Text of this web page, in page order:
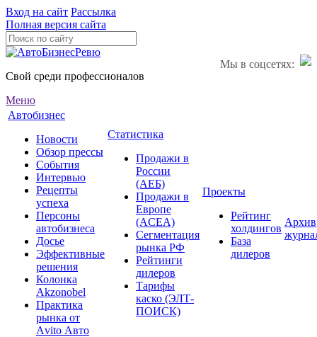
Вход на сайт Рассылка
Полная версия сайта
Мы в соцсетях:
Свой среди профессионалов
Меню
Автобизнес
Новости
Обзор прессы
События
Интервью
Рецепты
успеха
Персоны
автобизнеса
Досье
Эффективные
решения
Колонка
Akzonobel
Практика
рынка от
Аvito Авто
Статистика
Продажи в
России
(АЕБ)
Продажи в
Европе
(ACEA)
Сегментация
рынка РФ
Рейтинги
дилеров
Тарифы
каско (ЭЛТ-
ПОИСК)
Проекты
Рейтинг
холдингов
База
дилеров
Архив